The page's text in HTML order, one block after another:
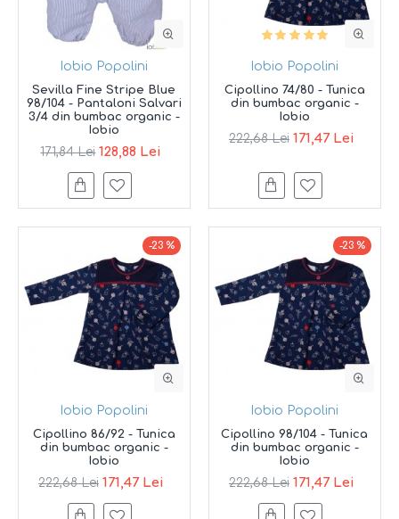
Iobio Popolini
Sevilla Fine Stripe Blue
98/104 - Pantaloni Salvari
3/4 din bumbac organic -
Iobio
171,84 Lei 128,88 Lei
Iobio Popolini
Cipollino 74/80 - Tunica
din bumbac organic -
Iobio
222,68 Lei 171,47 Lei
-23 %
Iobio Popolini
Cipollino 86/92 - Tunica
din bumbac organic -
Iobio
222,68 Lei 171,47 Lei
-23 %
Iobio Popolini
Cipollino 98/104 - Tunica
din bumbac organic -
Iobio
222,68 Lei 171,47 Lei